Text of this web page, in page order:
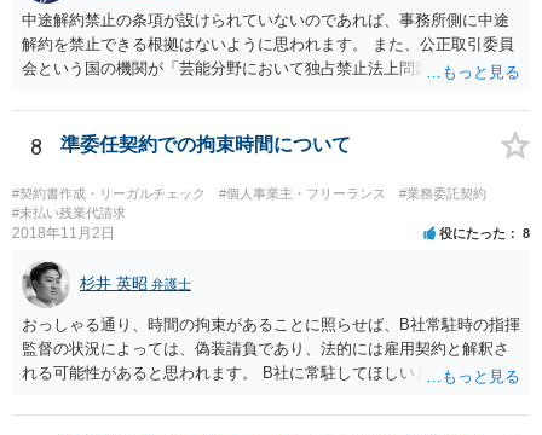
中途解約禁止の条項が設けられていないのであれば、事務所側に中途
解約を禁止できる根拠はないように思われます。 また、公正取引委員
会という国の機関が「芸能分野において独占禁止法上問題となり得る
活動を⾏えない旨の義務を課し，⼜は移籍・独⽴した場合には芸能活
動を妨害する旨⽰唆して，移籍・独⽴を諦めさせること（優越的地位
る可能性があり、あなたのケースでも、独占禁止法上問題となり得ま
す。 ただし、「※これら⾏為が実際に独占禁⽌法違反となるかどうか
は，具体的態様に照らして個別に判断されることとなる。例えば，優
越的地位の濫⽤に関して，不当に不利益を与えるか否かは，課される
義務等の内容や期間が⽬的に照らして過⼤であるか，与える不利益の
程度，代償措置の有無やその⽔準，あらかじめ⼗分な協議が⾏われた
か等を考慮の上，個別具体的に判断される」という指摘もなされてい
るので、ご事案に応じ、挙げられている事情を具体的に検討して行く
必要があります。 なお、退所等で事務所側と揉めるようであれば、弁
8 準委任契約での拘束時間について
#契約書作成・リーガルチェック #個人事業主・フリーランス
#業務委託契約
#未払い残業代請求
2018年11月2日 役にたった 8
杉井 英昭 弁護士
おっしゃる通り、時間の拘束があることに照らせば、B社常駐時の指揮
監督の状況によっては、偽装請負であり、法的には雇用契約と解釈さ
れる可能性があると思われます。 B社に常駐してほしいと先方が求め
ば、折衷的な提案として、「突発的な質問に対応できるように、基本